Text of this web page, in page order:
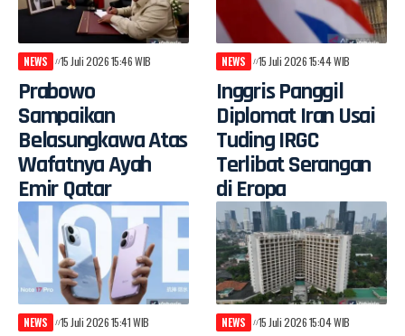
NEWS 15 Juli 2026 15:46 WIB
Prabowo
Sampaikan
Belasungkawa Atas
Wafatnya Ayah
Emir Qatar
NEWS 15 Juli 2026 15:44 WIB
Inggris Panggil
Diplomat Iran Usai
Tuding IRGC
Terlibat Serangan
di Eropa
NEWS 15 Juli 2026 15:41 WIB NEWS 15 Juli 2026 15:04 WIB